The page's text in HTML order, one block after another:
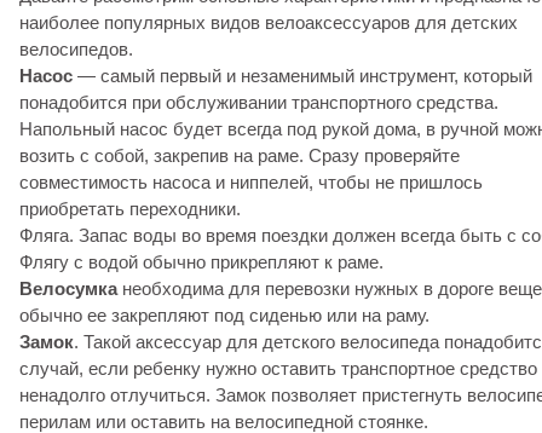
наиболее популярных видов велоаксессуаров для детских
велосипедов.
Насос — самый первый и незаменимый инструмент, который
понадобится при обслуживании транспортного средства.
Напольный насос будет всегда под рукой дома, в ручной
возить с собой, закрепив на раме. Сразу проверяйте
совместимость насоса и ниппелей, чтобы не пришлось
приобретать переходники.
Фляга. Запас воды во время поездки должен всегда быть с
Флягу с водой обычно прикрепляют к раме.
Велосумканеобходима для перевозки нужных в дороге
обычно ее закрепляют под сиденью или на раму.
Замок. Такой аксессуар для детского велосипеда
случай, если ребенку нужно оставить транспортное средство
ненадолго отлучиться. Замок позволяет пристегнуть
перилам или оставить на велосипедной стоянке.